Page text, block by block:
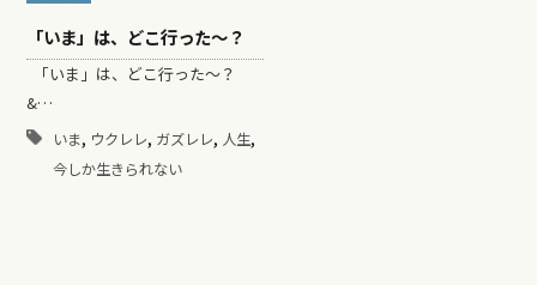
「いま」は、どこ行った～？
「いま」は、どこ行った～？
&…
いま, ウクレレ, ガズレレ, 人生,
今しか生きられない